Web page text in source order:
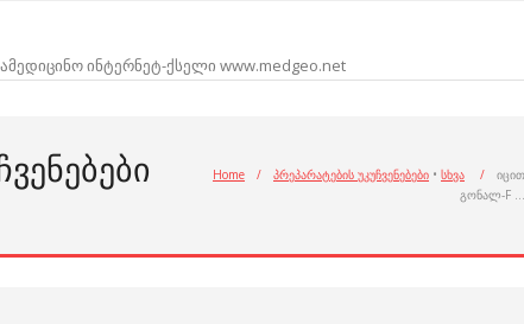
ინტერნეტ-ქსელი www.medgeo.net
Home / პრეპარატების უკუჩვენებები • სხვა /
იცით
გონალ-F …